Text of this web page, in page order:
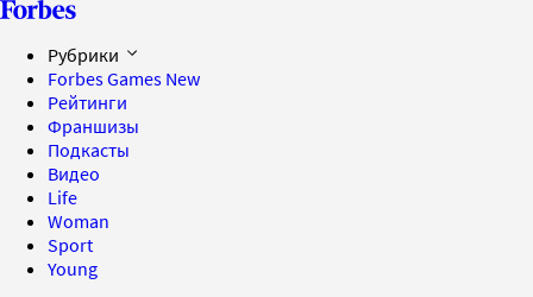
Рубрики
Forbes Games New
Рейтинги
Франшизы
Подкасты
Видео
Life
Woman
Sport
Young